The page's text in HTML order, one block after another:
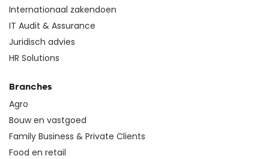
Internationaal zakendoen
IT Audit & Assurance
Juridisch advies
HR Solutions
Branches
Agro
Bouw en vastgoed
Family Business & Private Clients
Food en retail